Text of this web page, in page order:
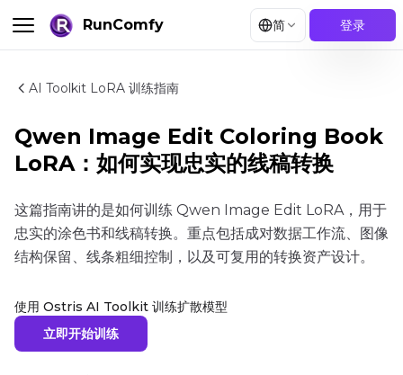
RunComfy 简 登录
AI Toolkit LoRA 训练指南
Qwen Image Edit Coloring Book
LoRA：如何实现忠实的线稿转换
这篇指南讲的是如何训练 Qwen Image Edit LoRA，用于
忠实的涂色书和线稿转换。重点包括成对数据工作流、图像
结构保留、线条粗细控制，以及可复用的转换资产设计。
使用 Ostris AI Toolkit 训练扩散模型
立即开始训练